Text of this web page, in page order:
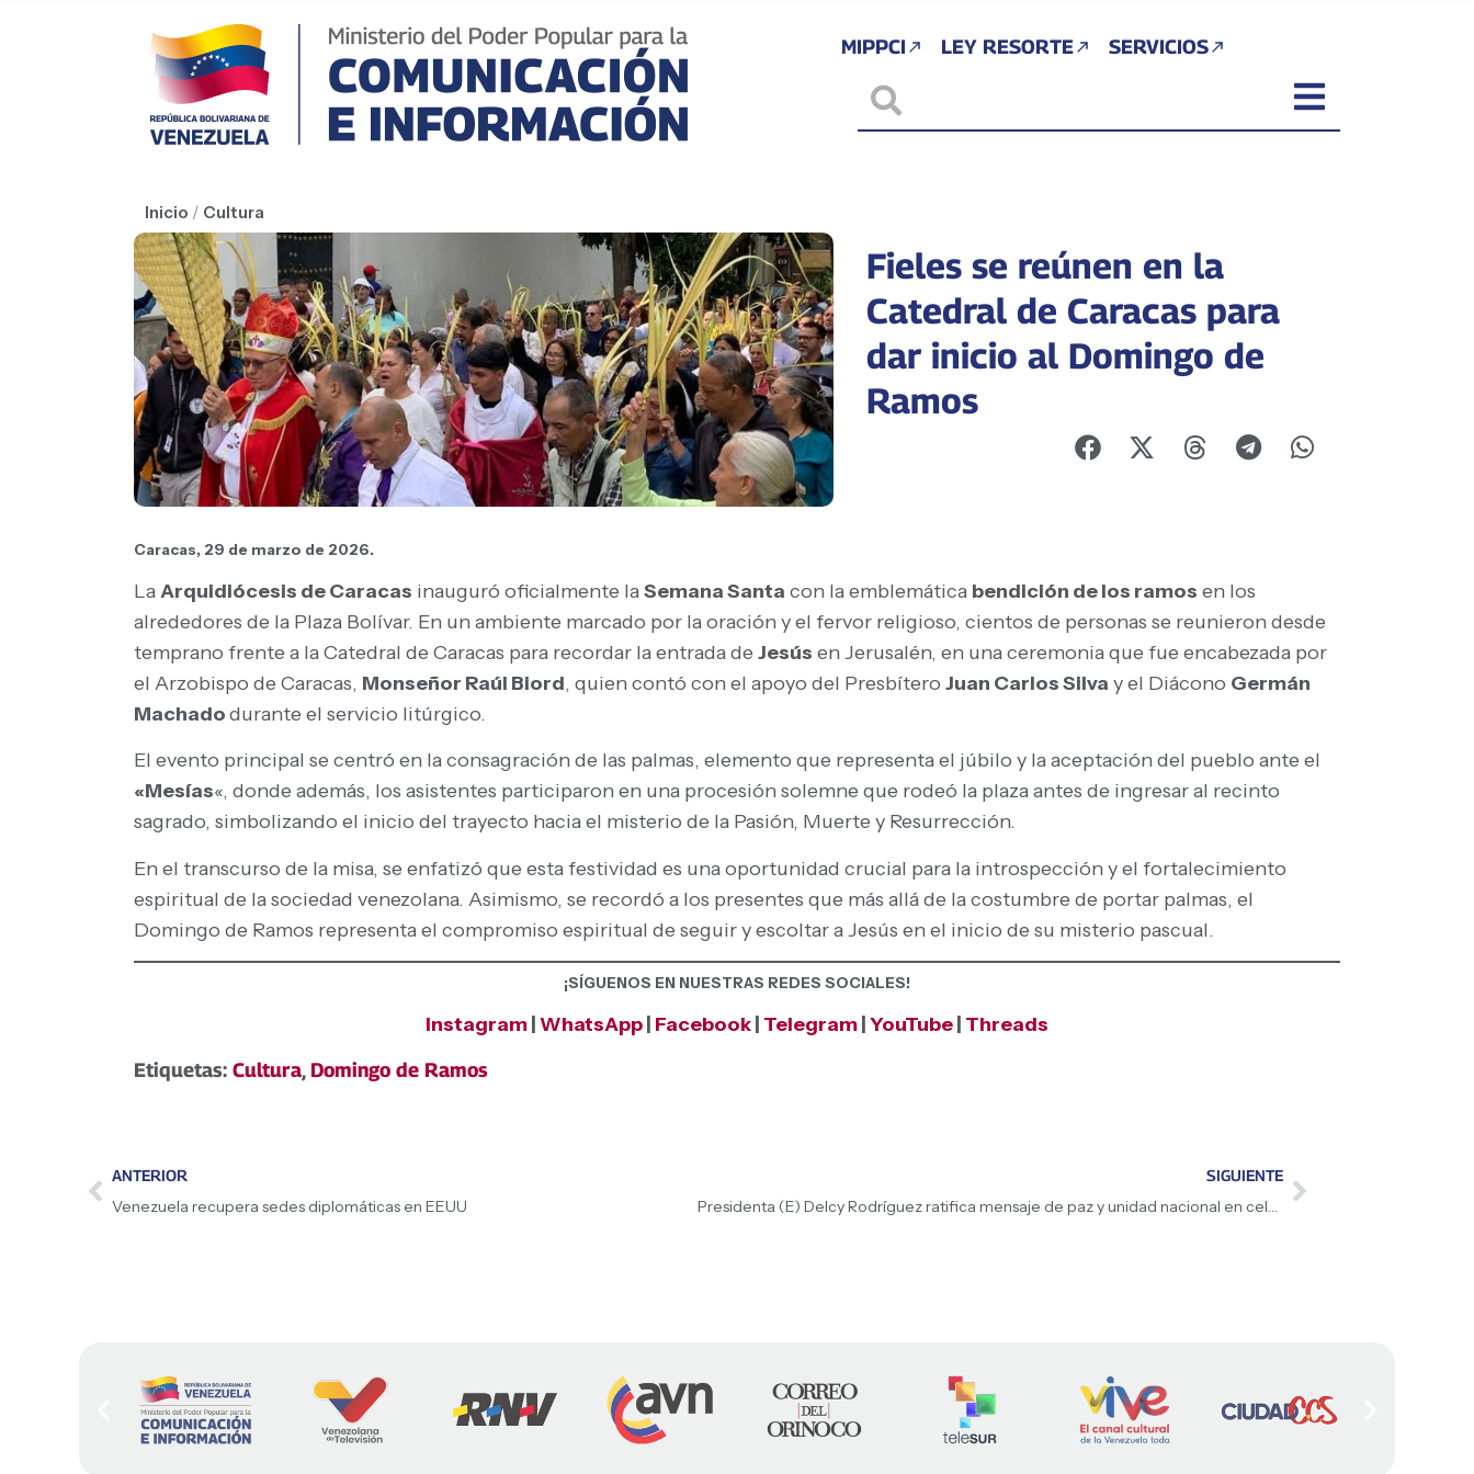
MIPPCI LEY RESORTE SERVICIOS
Inicio / Cultura
Fieles se reúnen en la
Catedral de Caracas para
dar inicio al Domingo de
Ramos
Caracas, 29 de marzo de 2026.
LaArquidiócesis de Caracas inauguró oficialmente laSemana Santa con la emblemática bendición de los ramos en los
alrededores de la Plaza Bolívar. En un ambiente marcado por la oración y el fervor religioso, cientos de personas se reunieron desde
temprano frente a la Catedral de Caracas para recordar la entrada de Jesús en Jerusalén, en una ceremonia que fue encabezada por
el Arzobispo de Caracas, Monseñor Raúl Biord, quien contó con el apoyo del Presbítero Juan Carlos Silva y el Diácono Germán
Machadodurante el servicio litúrgico.
El evento principal se centró en la consagración de las palmas, elemento que representa el júbilo y la aceptación del pueblo ante el
«Mesías«, donde además, los asistentes participaron en una procesión solemne que rodeó la plaza antes de ingresar al recinto
sagrado, simbolizando el inicio del trayecto hacia el misterio de la Pasión, Muerte y Resurrección.
En el transcurso de la misa, se enfatizó que esta festividad es una oportunidad crucial para la introspección y el fortalecimiento
espiritual de la sociedad venezolana. Asimismo, se recordó a los presentes que más allá de la costumbre de portar palmas, el
Domingo de Ramos representa el compromiso espiritual de seguir y escoltar a Jesús en el inicio de su misterio pascual.
¡SÍGUENOS EN NUESTRAS REDES SOCIALES!
Instagram WhatsApp Facebook Telegram YouTube Threads
Etiquetas: Cultura, Domingo de Ramos
ANTERIOR
Venezuela recupera sedes diplomáticas en EEUU
SIGUIENTE
Presidenta (E) Delcy Rodríguez ratifica mensaje de paz y unidad nacional en celebración del Domingo de Ramos